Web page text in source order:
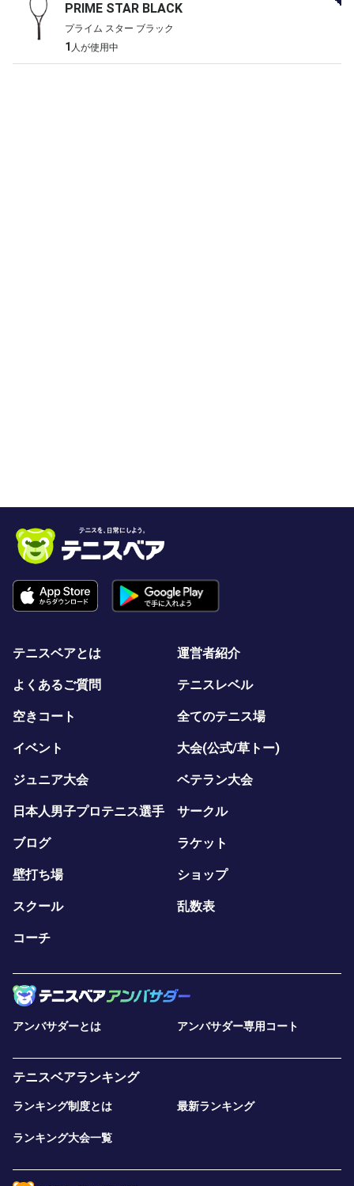
PRIME STAR BLACK
プライム スター ブラック
1 人が使用中
テニスベアとは 運営者紹介
よくあるご質問 テニスレベル
空きコート 全てのテニス場
イベント 大会(公式/草トー)
ジュニア大会 ベテラン大会
日本人男子プロテニス選手 サークル
ブログ ラケット
壁打ち場 ショップ
スクール 乱数表
コーチ
アンバサダーとは アンバサダー専用コート
テニスベアランキング
ランキング制度とは 最新ランキング
ランキング大会一覧